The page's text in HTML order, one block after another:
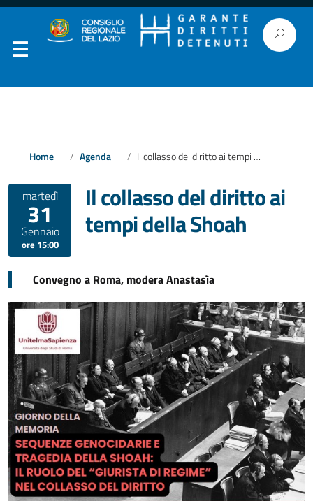
Home Agenda Il collasso del diritto ai tempi della Shoah
martedì
31
Gennaio
ore 15:00
Il collasso del diritto ai
tempi della Shoah
Convegno a Roma, modera Anastasìa